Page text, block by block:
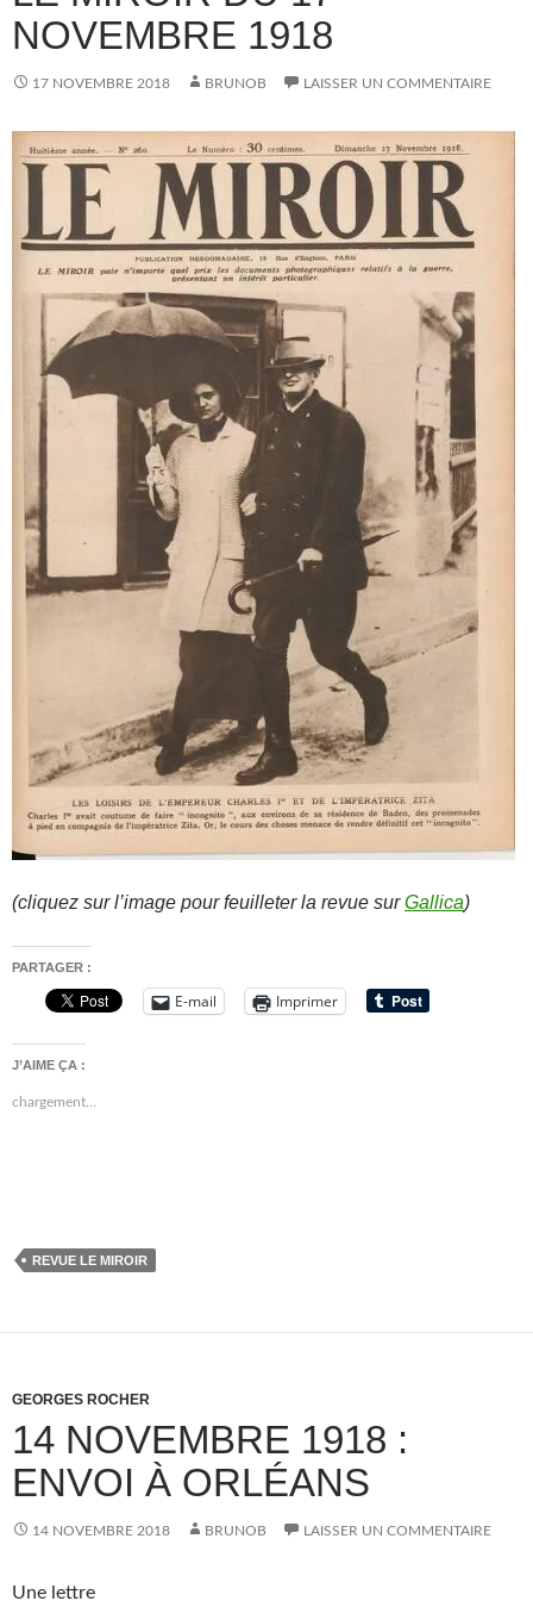
NOVEMBRE 1918
17 NOVEMBRE 2018 BRUNOB LAISSER UN COMMENTAIRE
(cliquez sur l’image pour feuilleter la revue surGallica)
PARTAGER :
E-mail Imprimer
J’AIME ÇA :
chargement…
REVUE LE MIROIR
GEORGES ROCHER
14 NOVEMBRE 1918 :
ENVOI À ORLÉANS
14 NOVEMBRE 2018 BRUNOB LAISSER UN COMMENTAIRE
Une lettre